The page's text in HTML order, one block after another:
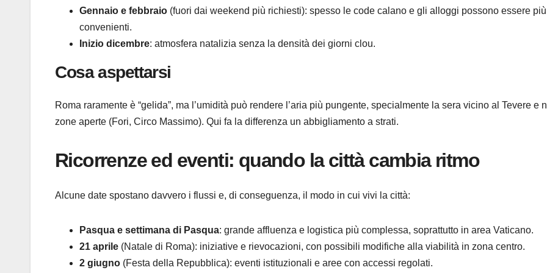
Gennaio e febbraio (fuori dai weekend più richiesti): spesso le code calano e gli alloggi possono essere più
convenienti.
Inizio dicembre: atmosfera natalizia senza la densità dei giorni clou.
Cosa aspettarsi
Roma raramente è “gelida”, ma l’umidità può rendere l’aria più pungente, specialmente la sera vicino al Tevere e
zone aperte (Fori, Circo Massimo). Qui fa la differenza un abbigliamento a strati.
Ricorrenze ed eventi: quando la città cambia ritmo
Alcune date spostano davvero i flussi e, di conseguenza, il modo in cui vivi la città:
Pasqua e settimana di Pasqua: grande affluenza e logistica più complessa, soprattutto in area Vaticano.
21 aprile (Natale di Roma): iniziative e rievocazioni, con possibili modifiche alla viabilità in zona centro.
2 giugno (Festa della Repubblica): eventi istituzionali e aree con accessi regolati.